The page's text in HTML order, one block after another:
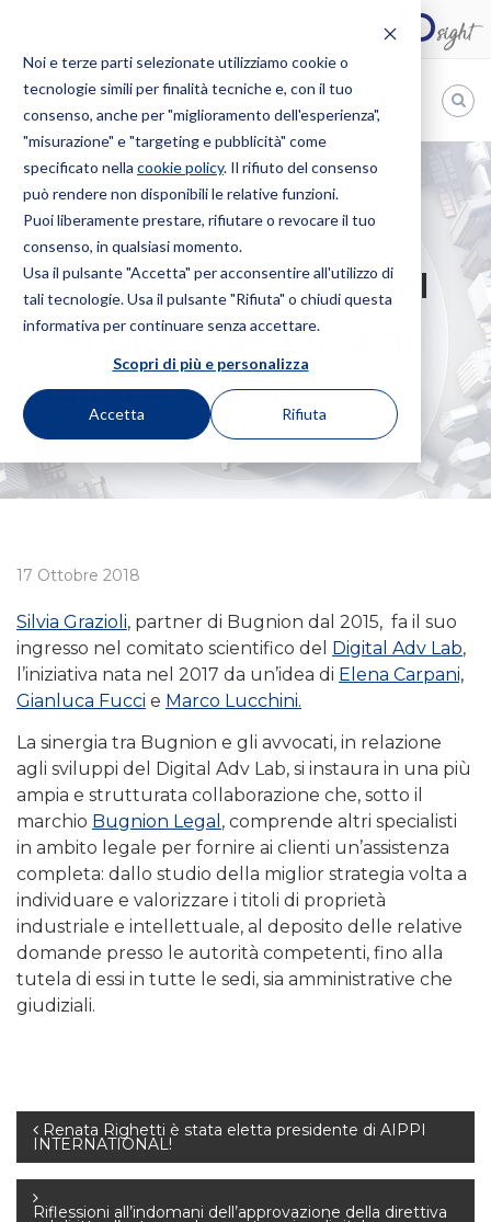
Noi e terze parti selezionate utilizziamo cookie o
tecnologie simili per finalità tecniche e, con il tuo
consenso, anche per "miglioramento dell'esperienza",
"misurazione" e "targeting e pubblicità" come
specificato nella cookie policy. Il rifiuto del consenso
può rendere non disponibili le relative funzioni.
Puoi liberamente prestare, rifiutare o revocare il tuo
consenso, in qualsiasi momento.
Usa il pulsante "Accetta" per acconsentire all'utilizzo di
tali tecnologie. Usa il pulsante "Rifiuta" o chiudi questa
informativa per continuare senza accettare.
Scopri di più e personalizza
Accetta Rifiuta
Bugnion
The
way
HOME NEWS
SILVIA GRAZIOLI ENTRA NEL COMITATO
SCIENTIFICO DI DIGITAL ADV LAB
Silvia Grazioli entra nel
comitato scientifico di
Digital Adv Lab
17 Ottobre 2018
Silvia Grazioli, partner di Bugnion dal 2015, fa il suo
ingresso nel comitato scientifico del
Digital Adv Lab,
l’iniziativa nata nel 2017 da un’idea di Elena Carpani,
Gianluca Fucci e Marco Lucchini.
La sinergia tra Bugnion e gli avvocati, in relazione
agli sviluppi del Digital Adv Lab, si instaura in una più
ampia e strutturata collaborazione che, sotto il
marchio Bugnion Legal , comprende altri specialisti
in ambito legale per fornire ai clienti un’assistenza
completa: dallo studio della miglior strategia volta a
individuare e valorizzare i titoli di proprietà
industriale e intellettuale, al deposito delle relative
domande presso le autorità competenti, fino alla
tutela di essi in tutte le sedi, sia amministrative che
giudiziali.
Navigazione
articoli
Renata Righetti è stata eletta presidente di AIPPI
INTERNATIONAL!
Riflessioni all’indomani dell’approvazione della direttiva